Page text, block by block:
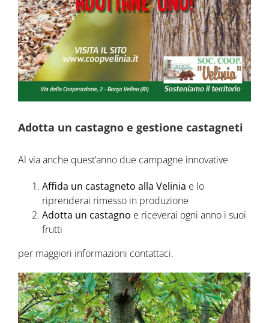
Adotta un castagno e gestione castagneti
Al via anche quest’anno due campagne innovative
Affida un castagneto alla Velinia e lo
riprenderai rimesso in produzione
Adotta un castagno e riceverai ogni anno i suoi
frutti
per maggiori informazioni contattaci.